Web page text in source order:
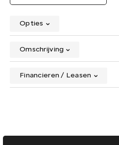
Opties
Omschrijving
Financieren / Leasen